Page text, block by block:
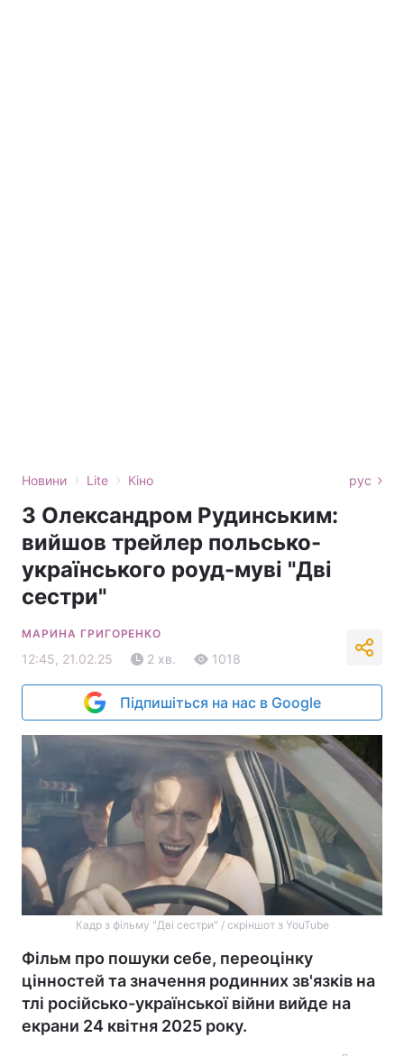
Новини › Lite › Кіно рус
З Олександром Рудинським:
вийшов трейлер польсько-
українського роуд-муві "Дві
сестри"
МАРИНА ГРИГОРЕНКО
12:45, 21.02.25 2 хв. 1018
Підпишіться на нас в Google
Кадр з фільму "Дві сестри" / скріншот з YouTube
Фільм про пошуки себе, переоцінку
цінностей та значення родинних зв'язків на
тлі російсько-української війни вийде на
екрани 24 квітня 2025 року.